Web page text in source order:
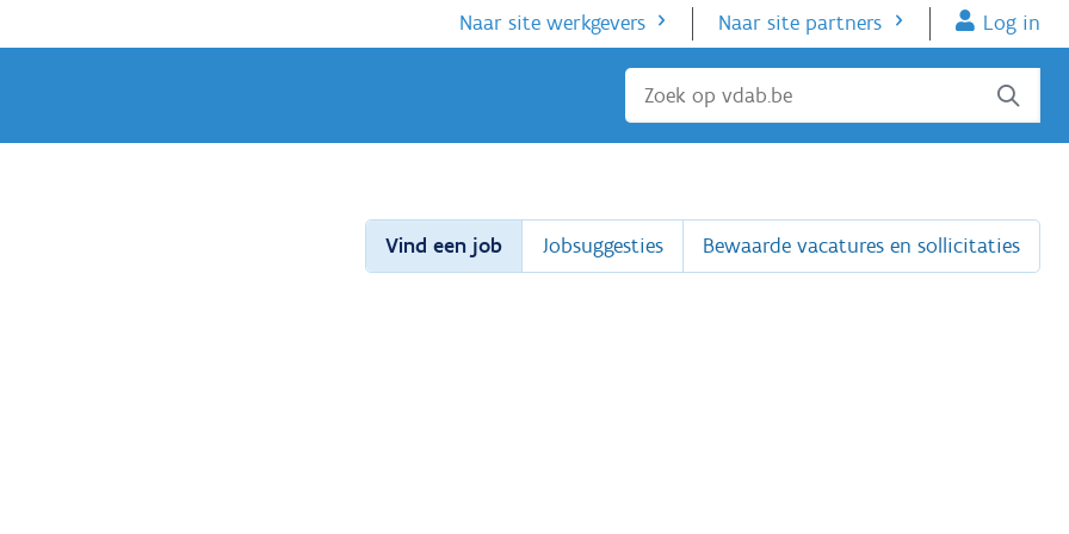
Naar site werkgevers Naar site partners Log in
Sluiten
Vind een job Jobsuggesties Bewaarde vacatures en sollicitaties